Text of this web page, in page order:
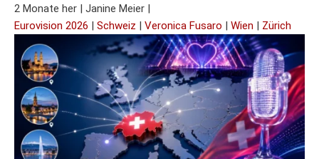
2 Monate her | Janine Meier |
Eurovision 2026 | Schweiz | Veronica Fusaro | Wien | Zürich